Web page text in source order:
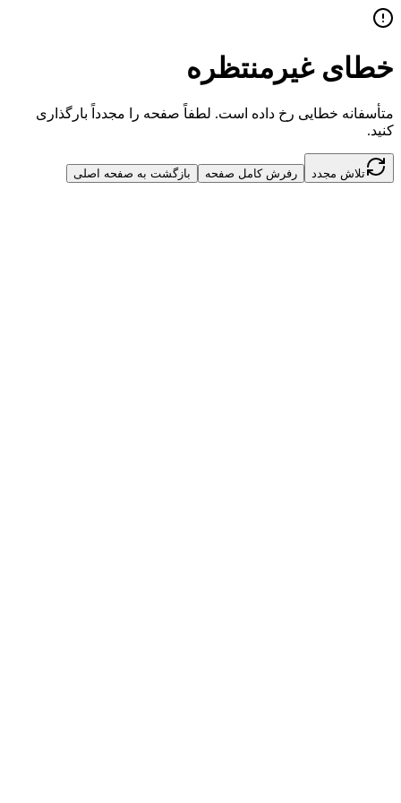
خطای غیرمنتظره
متأسفانه خطایی رخ داده است. لطفاً صفحه را مجدداً بارگذاری
کنید.
تلاش مجدد رفرش کامل صفحه بازگشت به صفحه اصلی